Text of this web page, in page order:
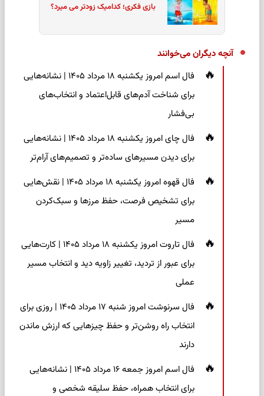
بازی فکری؛ کدامیک زودتر می میرد؟
آنچه دیگران می‌خوانند
فال اسم امروز یکشنبه ۱۸ مرداد ۱۴۰۵ | نشانه‌هایی
برای شناخت آدم‌های قابل‌اعتماد و انتخاب‌های
بی‌فشار
فال چای امروز یکشنبه ۱۸ مرداد ۱۴۰۵ | نشانه‌هایی
برای دیدن مسیرهای ساده‌تر و تصمیم‌های آرام‌تر
فال قهوه امروز یکشنبه ۱۸ مرداد ۱۴۰۵ | نقش‌هایی
برای تشخیص فرصت، حفظ مرزها و سبک‌کردن
مسیر
فال تاروت امروز یکشنبه ۱۸ مرداد ۱۴۰۵ | کارت‌هایی
برای عبور از تردید، تغییر زاویه دید و انتخاب مسیر
عملی
فال سرنوشت امروز شنبه ۱۷ مرداد ۱۴۰۵ | روزی برای
انتخاب راه روشن‌تر و حفظ چیزهایی که ارزش ماندن
دارند
فال اسم امروز جمعه ۱۶ مرداد ۱۴۰۵ | نشانه‌هایی
برای انتخاب همراه، حفظ سلیقه شخصی و